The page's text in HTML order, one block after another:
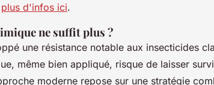
plus d'infos ici.
ne suffit plus ?
une résistance notable aux insecticides
même bien appliqué, risque de laisser
moderne repose sur une stratégie